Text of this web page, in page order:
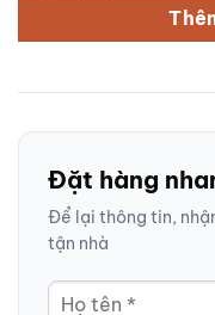
Đặt hàng
Để lại thông tin,
tận nhà